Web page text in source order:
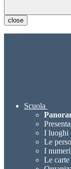
close
Scuola
I luoghi
Le
I
Le